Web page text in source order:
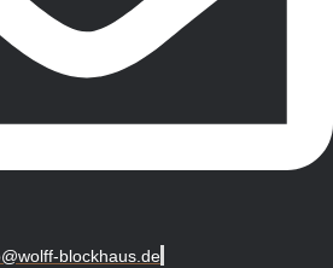
blockhaus.de